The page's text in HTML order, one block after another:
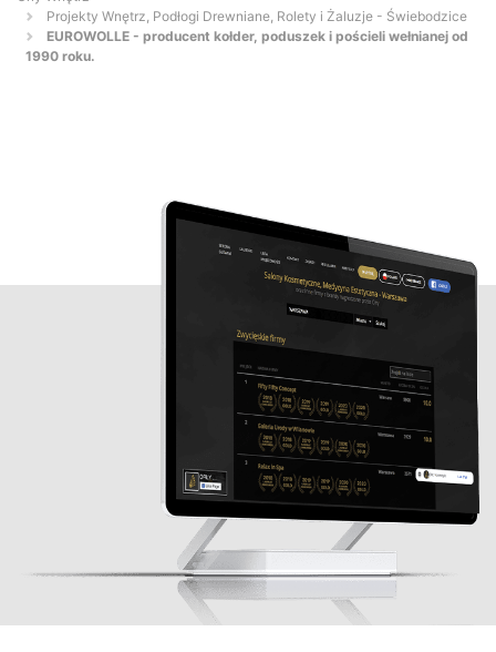
Projekty Wnętrz, Podłogi Drewniane, Rolety i Żaluzje - Świebodzice
EUROWOLLE - producent kołder, poduszek i pościeli wełnianej od
1990 roku.